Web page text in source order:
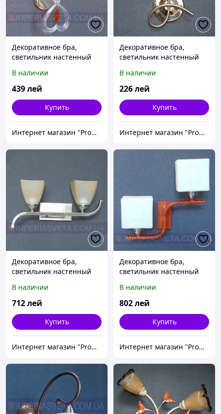
Декоративное бра,
светильник настенный
MMD-461432
В наличии
439лей
Купить
Интернет магазин "Promtovari"
Декоративное бра,
светильник настенный
MMD-406400
В наличии
226лей
Купить
Интернет магазин "Promtovari"
Декоративное бра,
светильник настенный
MMD-464404
В наличии
712лей
Купить
Интернет магазин "Promtovari"
Декоративное бра,
светильник настенный
MMD-464510
В наличии
802лей
Купить
Интернет магазин "Promtovari"